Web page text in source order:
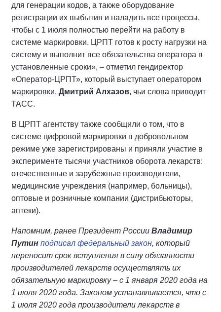
для генерации кодов, а также оборудование
регистрации их выбытия и наладить все процессы,
чтобы с 1 июля полностью перейти на работу в
системе маркировки. ЦРПТ готов к росту нагрузки на
систему и выполнит все обязательства оператора в
установленные сроки», – отметил гендиректор
«Оператор-ЦРПТ», который выступает оператором
маркировки, Дмитрий Алхазов, чьи слова приводит
ТАСС.
В ЦРПТ агентству также сообщили о том, что в
системе цифровой маркировки в добровольном
режиме уже зарегистрированы и приняли участие в
эксперименте тысячи участников оборота лекарств:
отечественные и зарубежные производители,
медицинские учреждения (например, больницы),
оптовые и розничные компании (дистрибьюторы,
аптеки).
Напомним, ранее Президент России Владимир
Путин подписал федеральный закон, который
переносит срок вступления в силу обязанности
производителей лекарств осуществлять их
обязательную маркировку – с 1 января 2020 года нa
1 июля 2020 года. Законом устанавливается, что с
1 июля 2020 года производители лекарств в